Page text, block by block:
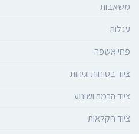
משאבות
עגלות
פחי אשפה
ציוד בטיחות וגיהות
ציוד הרמה ושינוע
ציוד חקלאות